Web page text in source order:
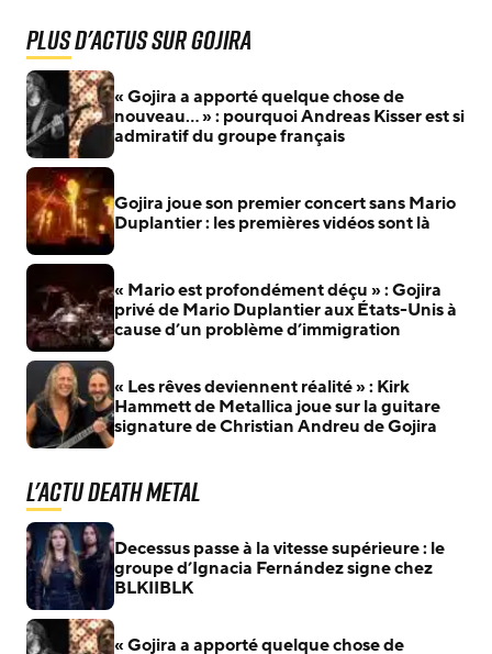
Plus d'actus sur Gojira
« Gojira a apporté quelque chose de
nouveau… » : pourquoi Andreas Kisser est si
admiratif du groupe français
Gojira joue son premier concert sans Mario
Duplantier : les premières vidéos sont là
« Mario est profondément déçu » : Gojira
privé de Mario Duplantier aux États-Unis à
cause d’un problème d’immigration
« Les rêves deviennent réalité » : Kirk
Hammett de Metallica joue sur la guitare
signature de Christian Andreu de Gojira
L'actu Death Metal
Decessus passe à la vitesse supérieure : le
groupe d’Ignacia Fernández signe chez
BLKIIBLK
« Gojira a apporté quelque chose de